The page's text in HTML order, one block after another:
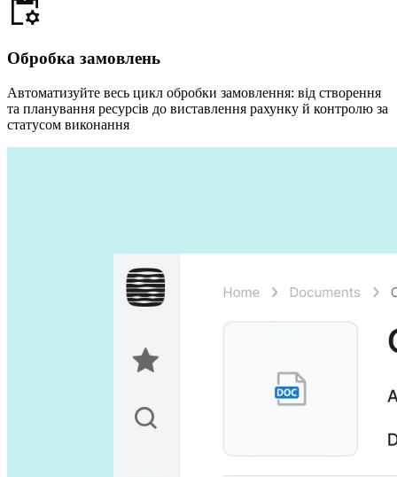
Обробка замовлень
Автоматизуйте весь цикл обробки замовлення: від створення
та планування ресурсів до виставлення рахунку й контролю за
статусом виконання